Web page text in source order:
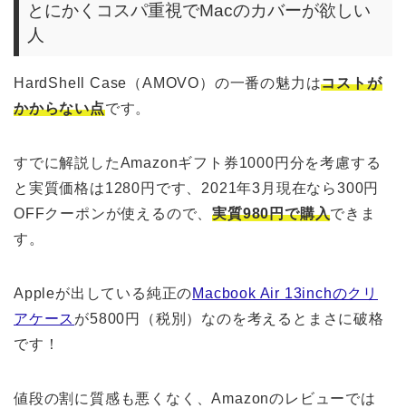
とにかくコスパ重視でMacのカバーが欲しい
人
HardShell Case（AMOVO）の一番の魅力はコストが
かからない点です。
すでに解説したAmazonギフト券1000円分を考慮する
と実質価格は1280円です、2021年3月現在なら300円
OFFクーポンが使えるので、実質980円で購入できま
す。
Appleが出している純正のMacbook Air 13inchのクリ
アケース が5800円（税別）なのを考えるとまさに破格
です！
値段の割に質感も悪くなく、Amazonのレビューでは